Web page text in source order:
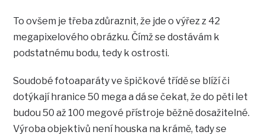
To ovšem je třeba zdůraznit, že jde o výřez z 42
megapixelového obrázku. Čímž se dostávám k
podstatnému bodu, tedy k ostrosti.
Soudobé fotoaparáty ve špičkové třídě se blíží či
dotýkají hranice 50 mega a dá se čekat, že do pěti let
budou 50 až 100 megové přístroje běžně dosažitelné.
Výroba objektivů není houska na krámě, tady se